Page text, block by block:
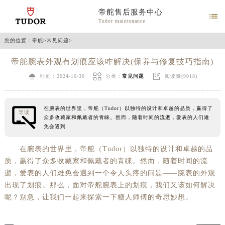
帝舵售后服务中心
Tudor maintenance

您的位置： 帝舵>常见问题>
帝舵腕表外观有划痕应该咋解决(保养与修复技巧指南)
 时间：2024-10-30  分类： 常见问题  阅读量(9018)
导读
在腕表的世界里，帝舵（Tudor）以独特的设计和卓越的品质，赢得了
众多收藏家和佩戴者的青睐。然而，随着时间的流逝，爱表的人们难
免会遇到
在腕表的世界里，帝舵（Tudor）以独特的设计和卓越的品
质，赢得了众多收藏家和佩戴者的青睐。然而，随着时间的流
逝，爱表的人们难免会遇到一个令人头疼的问题——腕表的外观
出现了划痕。那么，面对帝舵腕表上的划痕，我们又该如何解决
呢？别急，让我们一起来探索一下糖人师傅的奇思妙想。